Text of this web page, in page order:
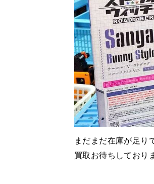
まだまだ在庫が足り
買取お待ちしており